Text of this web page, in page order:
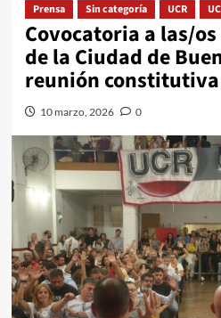
Prensa
Sin categoría UCR
Covocatoria a las/
de la Ciudad de
reunión
10 marzo, 2026 0